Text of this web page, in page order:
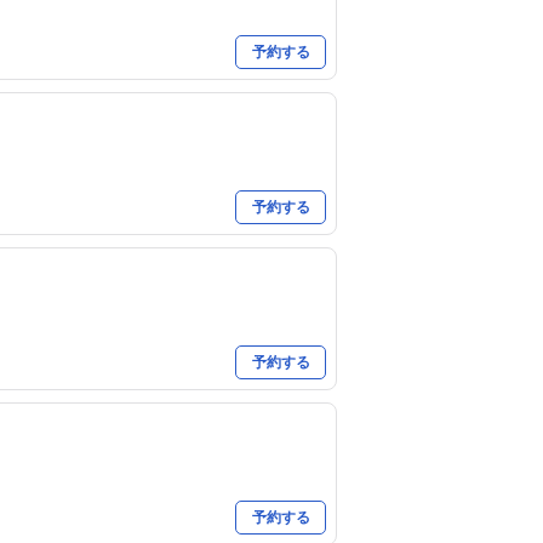
手技ですのでお子様からご年配の方まで
ゆるめることで心と身体のバランスを整
ています。自分に合う自分だけのオリジ
予約する
予約する
予約する
予約する